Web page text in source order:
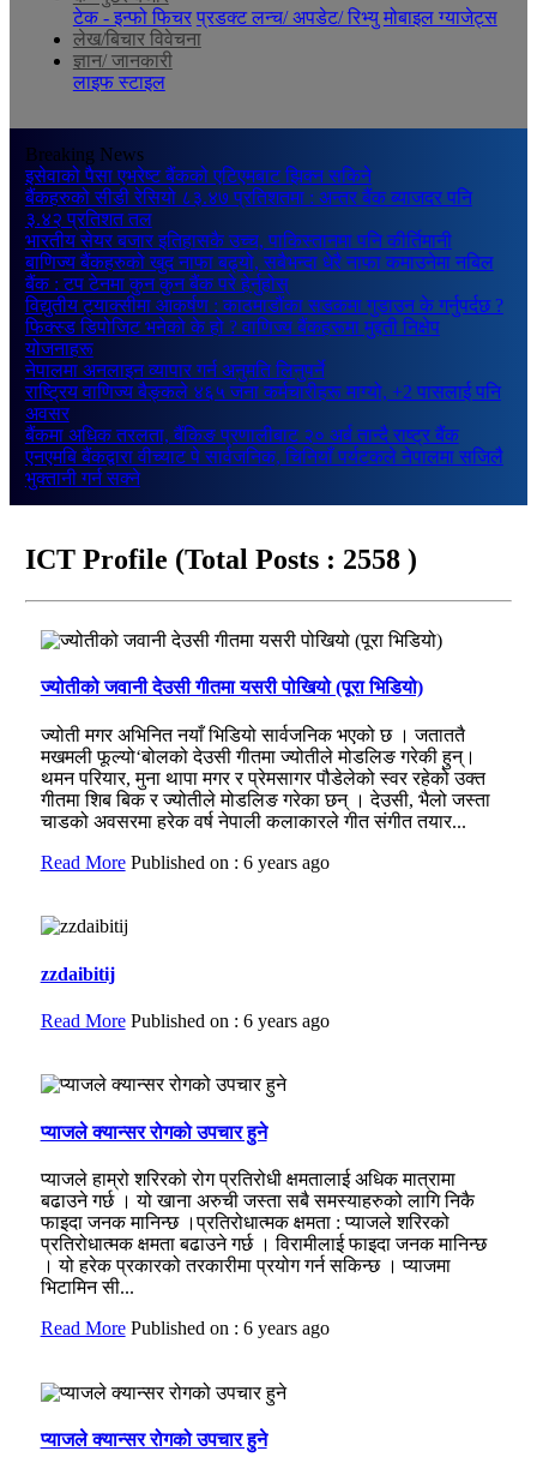
टेक - इन्फो फिचर प्रडक्ट लन्च/ अपडेट/ रिभ्यु मोबाइल ग्याजेट्स
लेख/बिचार विवेचना
ज्ञान/ जानकारी
लाइफ स्टाइल
Breaking News
इसेवाको पैसा एभरेष्ट बैंकको एटिएमबाट झिक्न सकिने
बैंकहरुको सीडी रेसियो ८३.४७ प्रतिशतमा : अन्तर बैंक ब्याजदर पनि
३.४२ प्रतिशत तल
भारतीय सेयर बजार इतिहासकै उच्च, पाकिस्तानमा पनि कीर्तिमानी
बाणिज्य बैंकहरुको खुद नाफा बढ्यो, सबैभन्दा धेरै नाफा कमाउनेमा नबिल
बैंक : टप टेनमा कुन कुन बैंक परे हेर्नुहोस्
विद्युतीय ट्याक्सीमा आकर्षण : काठमाडौंका सडकमा गुडाउन के गर्नुपर्दछ ?
फिक्स्ड डिपोजिट भनेको के हो ? वाणिज्य बैंकहरूमा मुद्दती निक्षेप
योजनाहरू
नेपालमा अनलाइन व्यापार गर्न अनुमति लिनुपर्ने
राष्ट्रिय वाणिज्य बैङ्कले ४६५ जना कर्मचारीहरू माग्यो, +2 पासलाई पनि
अवसर
बैंकमा अधिक तरलता, बैंकिङ प्रणालीबाट २० अर्ब तान्दै राष्ट्र बैंक
एनएमबि बैंकद्वारा वीच्याट पे सार्वजनिक, चिनियाँ पर्यटकले नेपालमा सजिलै
भुक्तानी गर्न सक्ने
ICT Profile (Total Posts : 2558 )
ज्योतीको जवानी देउसी गीतमा यसरी पोखियो (पूरा भिडियो)
ज्योती मगर अभिनित नयाँ भिडियो सार्वजनिक भएको छ । जताततै
मखमली फूल्यो‘बोलको देउसी गीतमा ज्योतीले मोडलिङ गरेकी हुन्।
थमन परियार, मुना थापा मगर र प्रेमसागर पौडेलेको स्वर रहेको उक्त
गीतमा शिब बिक र ज्योतीले मोडलिङ गरेका छन् । देउसी, भैलो जस्ता
चाडको अवसरमा हरेक वर्ष नेपाली कलाकारले गीत संगीत तयार...
Read More Published on : 6 years ago
zzdaibitij
Read More Published on : 6 years ago
प्याजले क्यान्सर रोगको उपचार हुने
प्याजले हाम्रो शरिरको रोग प्रतिरोधी क्षमतालाई अधिक मात्रामा
बढाउने गर्छ । यो खाना अरुची जस्ता सबै समस्याहरुको लागि निकै
फाइदा जनक मानिन्छ ।प्रतिरोधात्मक क्षमता : प्याजले शरिरको
प्रतिरोधात्मक क्षमता बढाउने गर्छ । विरामीलाई फाइदा जनक मानिन्छ
। यो हरेक प्रकारको तरकारीमा प्रयोग गर्न सकिन्छ । प्याजमा
भिटामिन सी...
Read More Published on : 6 years ago
प्याजले क्यान्सर रोगको उपचार हुने